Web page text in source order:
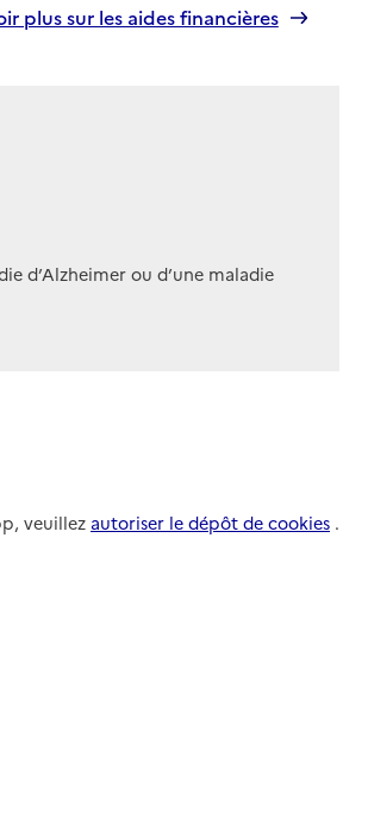
plus sur les aides financières
d’Alzheimer ou d’une maladie
veuillez autoriser le dépôt de cookies .